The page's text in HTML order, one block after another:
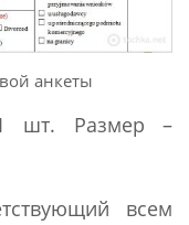
анкеты
шт. Размер –
всем